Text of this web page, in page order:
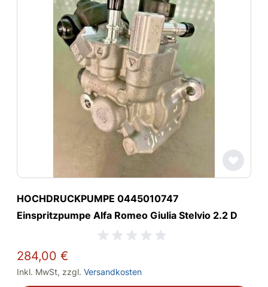
HOCHDRUCKPUMPE 0445010747
Einspritzpumpe Alfa Romeo Giulia Stelvio 2.2 D
284,00 €
Inkl. MwSt, zzgl. Versandkosten